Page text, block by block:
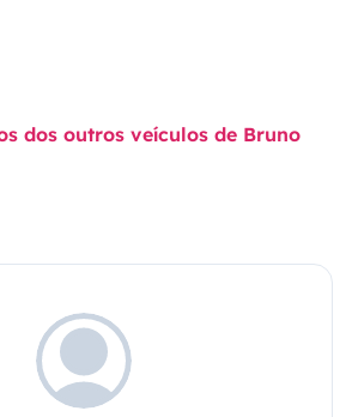
dos outros veículos de Bruno